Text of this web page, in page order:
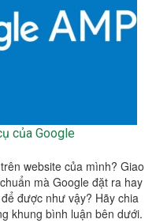
của Google
website của mình? Giao
mà Google đặt ra hay
được như vậy? Hãy chia
khung bình luận bên dưới.